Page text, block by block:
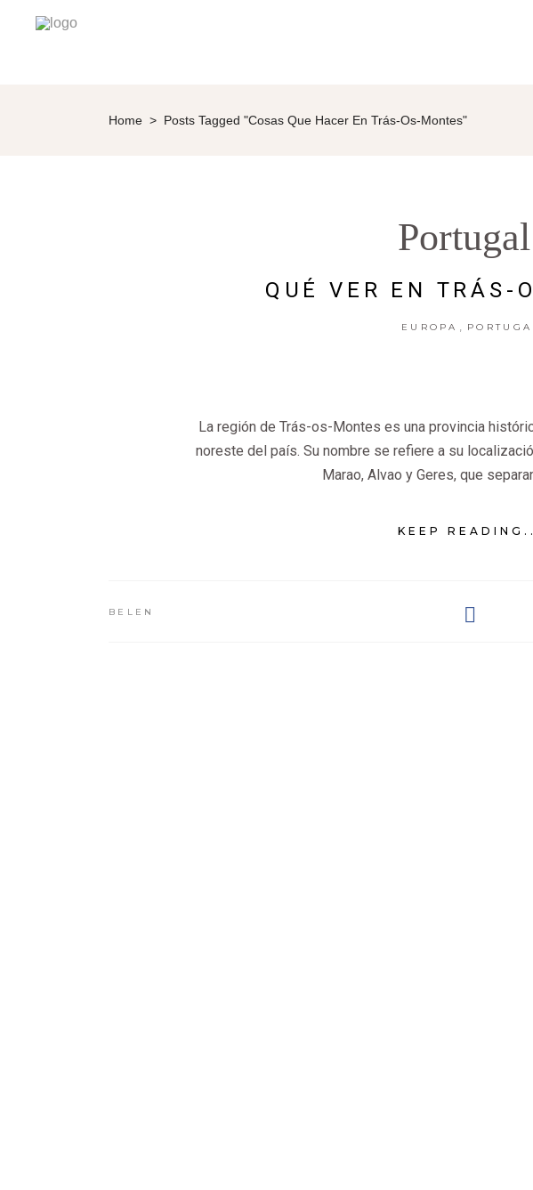
Home > Posts Tagged "cosas Que Hacer En Trás-Os-Montes"
Portugal
QUÉ VER EN TRÁS-
EUROPA
La región de Trás-os-Montes es una provincia
noreste del país. Su nombre se refiere a su
Marao, Alvao y Geres, que
KEEP
BELEN